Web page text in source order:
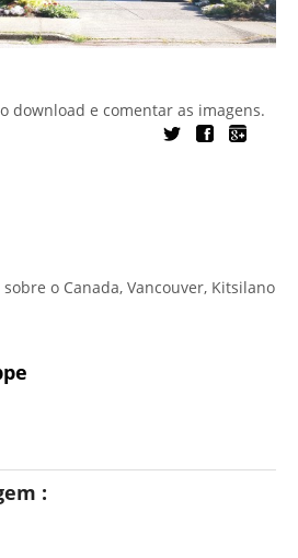
download e comentar as imagens.
o Canada, Vancouver, Kitsilano
: